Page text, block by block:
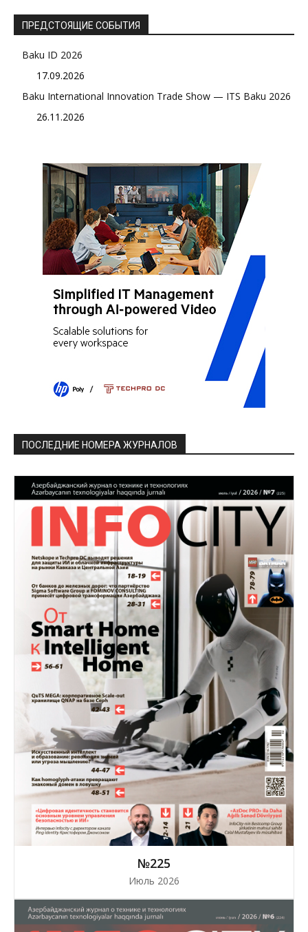
ПРЕДСТОЯЩИЕ СОБЫТИЯ
Baku ID 2026
17.09.2026
Baku International Innovation Trade Show — ITS Baku 2026
26.11.2026
ПОСЛЕДНИЕ НОМЕРА ЖУРНАЛОВ
№225
Июль 2026